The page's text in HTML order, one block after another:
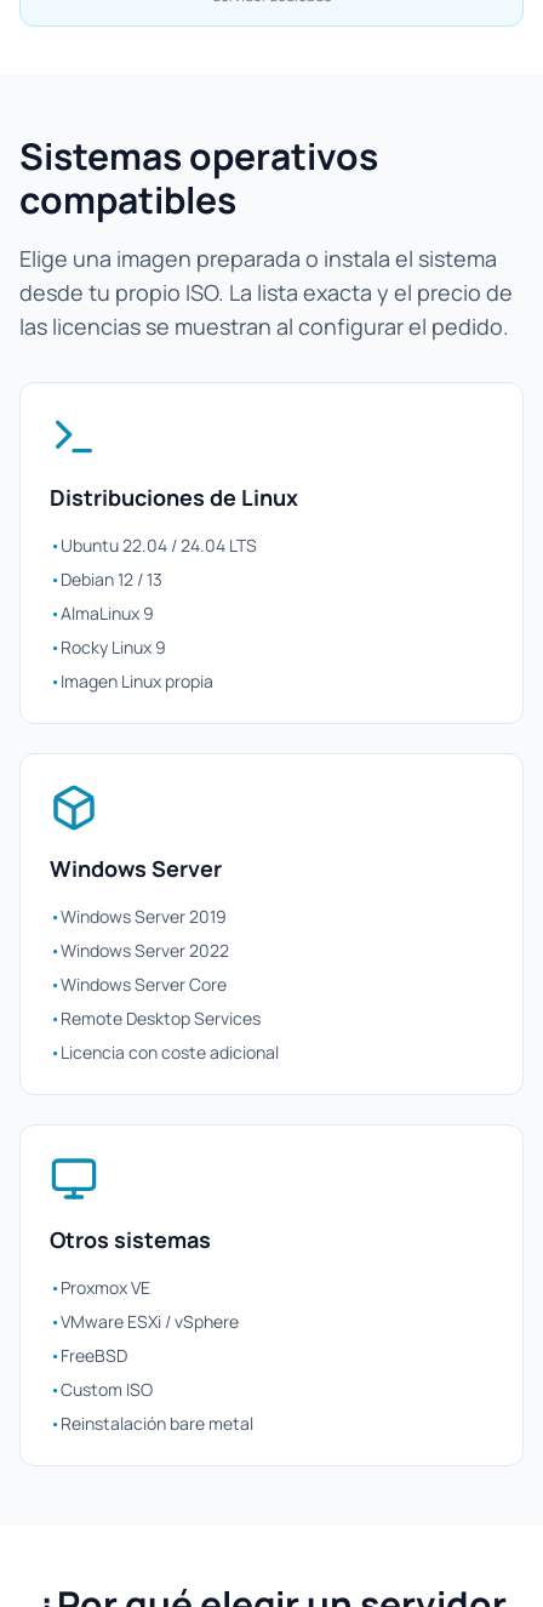
Sistemas operativos
compatibles
Elige una imagen preparada o instala el sistema
desde tu propio ISO. La lista exacta y el precio de
las licencias se muestran al configurar el pedido.
Distribuciones de Linux
•Ubuntu 22.04 / 24.04 LTS
•Debian 12 / 13
•AlmaLinux 9
•Rocky Linux 9
•Imagen Linux propia
Windows Server
•Windows Server 2019
•Windows Server 2022
•Windows Server Core
•Remote Desktop Services
•Licencia con coste adicional
Otros sistemas
•Proxmox VE
•VMware ESXi / vSphere
•FreeBSD
•Custom ISO
•Reinstalación bare metal